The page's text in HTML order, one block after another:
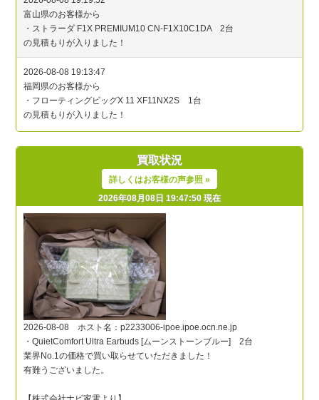
買取状況
詳しくはお客様の声参照 »
2026年08月08日 19:47:50 現在